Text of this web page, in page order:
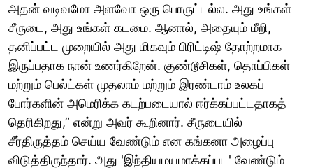
அதன் வடிவமோ அளவோ ஒரு பொருட்டல்ல. அது உங்கள்
சீருடை, அது உங்கள் கடமை. ஆனால், அதையும் மீறி,
தனிப்பட்ட முறையில் அது மிகவும் பிரிட்டிஷ் தோற்றமாக
இருப்பதாக நான் உணர்கிறேன். குண்டூசிகள், தொப்பிகள்
மற்றும் பெல்ட்கள் முதலாம் மற்றும் இரண்டாம் உலகப்
போர்களின் அமெரிக்க கடற்படையால் ஈர்க்கப்பட்டதாகத்
தெரிகிறது,” என்று அவர் கூறினார். சீருடையில்
சீர்திருத்தம் செய்ய வேண்டும் என கங்கனா அழைப்பு
விடுத்திருந்தார். அது 'இந்தியமயமாக்கப்பட' வேண்டும்